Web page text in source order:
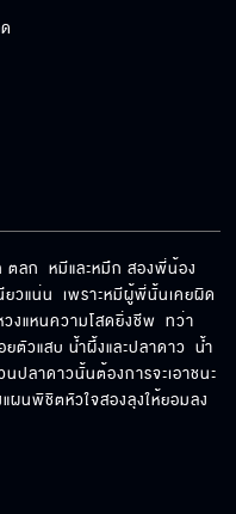
ขามั้ยคะ
องย่าอยู่ไหม
ตลก  หมีและหมึก สองพี่น้อง
วแน่น  เพราะหมีผู้พี่นั้นเคยผิด
งแหนความโสดยิ่งชีพ  ทว่า
ตัวแสบ น้ำผึ้งและปลาดาว  น้ำ
ปลาดาวนั้นต้องการจะเอาชนะ
ผนพิชิตหัวใจสองลุงให้ยอมลง